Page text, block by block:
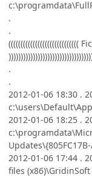
.
.
.
.
2012-01-06 18:30 .
2012-01-06 18:25 .
2012-01-06 17:44 .
files